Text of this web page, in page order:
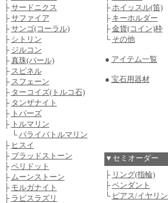
├サードニクス
├サファイア
├サンゴ(コーラル)
├ シトリン
├ ジルコン
├真珠(パール)
├ スピネル
├ スフェーン
├ ターコイズ(トルコ石)
├ タンザナイト
├ トパーズ
├ トルマリン
└パライバトルマリン
├ ヒスイ
├ ブラッドストーン
├ペリドット
├ ムーンストーン
├ モルガナイト
├ ラピスラズリ
├ホイッスル(笛)
├ キーホルダー
├金貨(コイン)枠
└ その他
● アイテム一覧
● 宝石用器材
▼セミオーダー
├ リング(指輪)
├ペンダント
└ ピアス/イヤリ